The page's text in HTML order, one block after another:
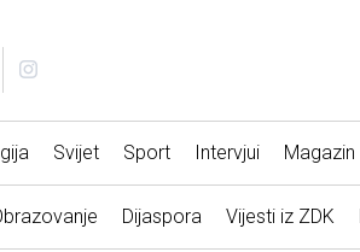
Svijet Sport Intervjui Magazin
Dijaspora Vijesti iz ZDK